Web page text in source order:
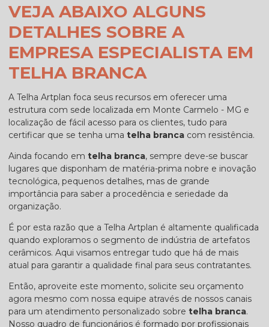
VEJA ABAIXO ALGUNS
DETALHES SOBRE A
EMPRESA ESPECIALISTA EM
TELHA BRANCA
A Telha Artplan foca seus recursos em oferecer uma
estrutura com sede localizada em Monte Carmelo - MG e
localização de fácil acesso para os clientes, tudo para
certificar que se tenha uma telha branca com resistência.
Ainda focando em telha branca, sempre deve-se buscar
lugares que disponham de matéria-prima nobre e inovação
tecnológica, pequenos detalhes, mas de grande
importância para saber a procedência e seriedade da
organização.
É por esta razão que a Telha Artplan é altamente qualificada
quando exploramos o segmento de indústria de artefatos
cerâmicos. Aqui visamos entregar tudo que há de mais
atual para garantir a qualidade final para seus contratantes.
Então, aproveite este momento, solicite seu orçamento
agora mesmo com nossa equipe através de nossos canais
para um atendimento personalizado sobre telha branca.
Nosso quadro de funcionários é formado por profissionais